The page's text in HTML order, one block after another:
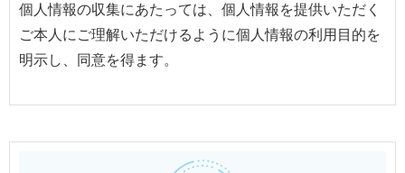
個人情報の収集にあたっては、個人情報を提供いただく
ご本人にご理解いただけるように個人情報の利用目的を
明示し、同意を得ます。